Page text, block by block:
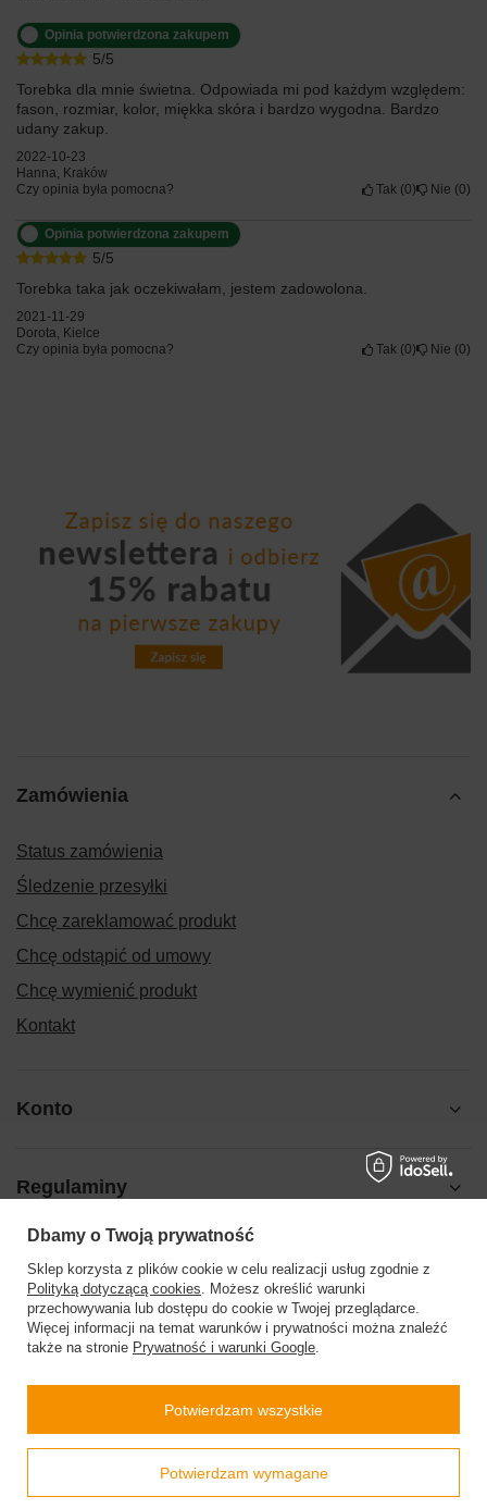
5/5
Opinia potwierdzona zakupem
Torebka dla mnie świetna. Odpowiada mi pod każdym względem:
fason, rozmiar, kolor, miękka skóra i bardzo wygodna. Bardzo
udany zakup.
2022-10-23
Hanna, Kraków
Czy opinia była pomocna?
Tak 0 Nie 0
5/5
Opinia potwierdzona zakupem
Torebka taka jak oczekiwałam, jestem zadowolona.
2021-11-29
Dorota, Kielce
Czy opinia była pomocna?
Tak 0 Nie 0
Zamówienia
Status zamówienia
Śledzenie przesyłki
Chcę zareklamować produkt
Chcę odstąpić od umowy
Chcę wymienić produkt
Kontakt
Konto
Regulaminy
Pomoc
504199123 sklep@barberinis.pl
,32-087Bibice
W sklepie prezentujemy ceny brutto (z VAT).
Dbamy o Twoją prywatność
Sklep korzysta z plików cookie w celu realizacji usług zgodnie z
Polityką dotyczącą cookies. Możesz określić warunki
przechowywania lub dostępu do cookie w Twojej przeglądarce.
Więcej informacji na temat warunków i prywatności można znaleźć
także na stronie Prywatność i warunki Google.
Potwierdzam wymagane
Potwierdzam wszystkie